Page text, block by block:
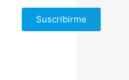
Suscribirme